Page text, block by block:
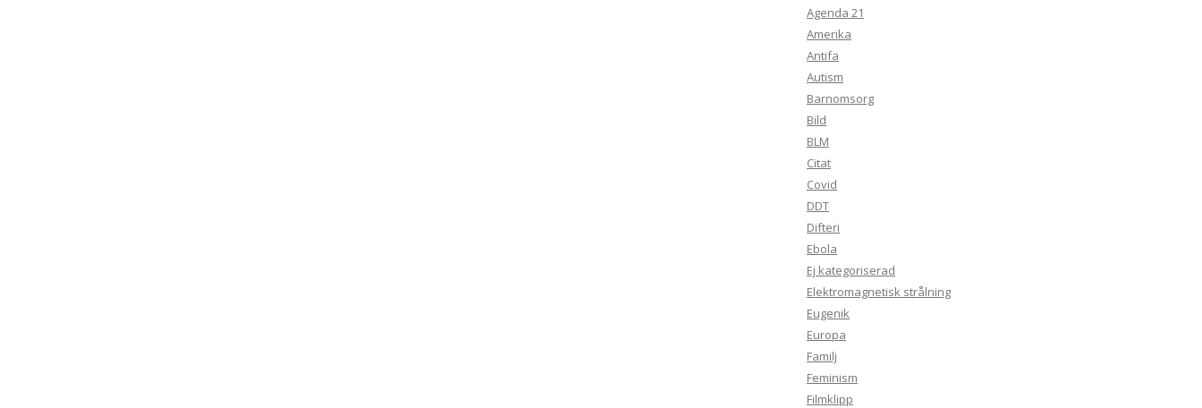
Agenda 21
Amerika
Antifa
Autism
Barnomsorg
Bild
BLM
Citat
Covid
DDT
Difteri
Ebola
Ej kategoriserad
Elektromagnetisk strålning
Eugenik
Europa
Familj
Feminism
Filmklipp